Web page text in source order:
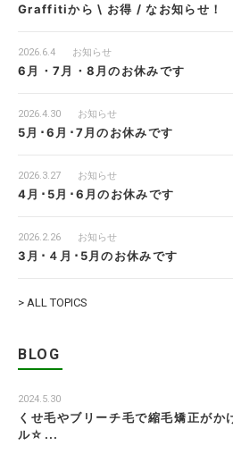
Graffitiから \ お得 / なお知らせ！
2026.6.4 お知らせ
6月・7月・8月のお休みです
2026.4.30 お知らせ
5月･6月･7月のお休みです
2026.3.27 お知らせ
4月･5月･6月のお休みです
2026.2.26 お知らせ
3月･４月･5月のお休みです
> ALL TOPICS
BLOG
2024.5.30
くせ毛やブリーチ毛で縮毛矯正がか
ル☆...